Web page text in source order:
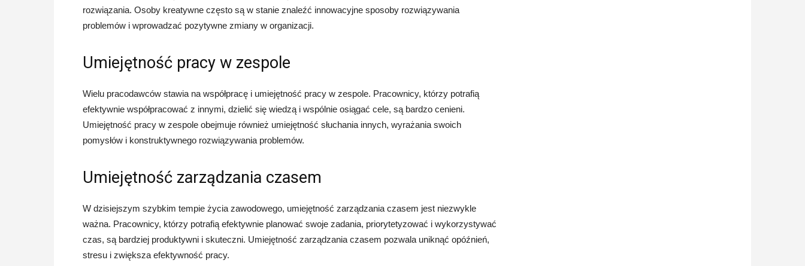
rozwiązania. Osoby kreatywne często są w stanie znaleźć innowacyjne sposoby rozwiązywania
problemów i wprowadzać pozytywne zmiany w organizacji.
Umiejętność pracy w zespole
Wielu pracodawców stawia na współpracę i umiejętność pracy w zespole. Pracownicy, którzy potrafią
efektywnie współpracować z innymi, dzielić się wiedzą i wspólnie osiągać cele, są bardzo cenieni.
Umiejętność pracy w zespole obejmuje również umiejętność słuchania innych, wyrażania swoich
pomysłów i konstruktywnego rozwiązywania problemów.
Umiejętność zarządzania czasem
W dzisiejszym szybkim tempie życia zawodowego, umiejętność zarządzania czasem jest niezwykle
ważna. Pracownicy, którzy potrafią efektywnie planować swoje zadania, priorytetyzować i wykorzystywać
czas, są bardziej produktywni i skuteczni. Umiejętność zarządzania czasem pozwala uniknąć opóźnień,
stresu i zwiększa efektywność pracy.